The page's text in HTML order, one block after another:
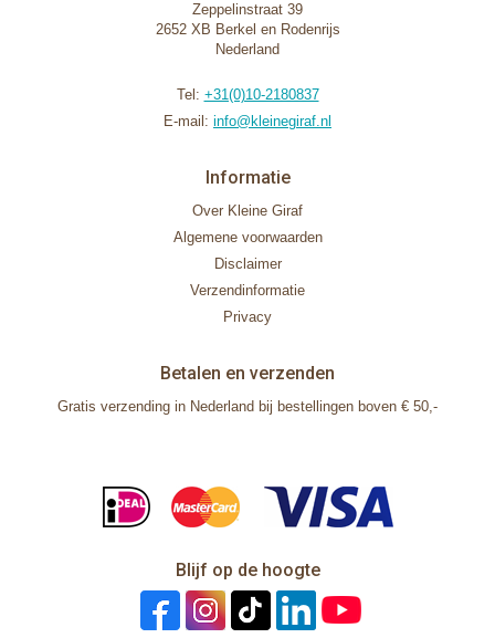
Zeppelinstraat 39
2652 XB Berkel en Rodenrijs
Nederland
Tel: +31(0)10-2180837
E-mail: info@kleinegiraf.nl
Informatie
Over Kleine Giraf
Algemene voorwaarden
Disclaimer
Verzendinformatie
Privacy
Betalen en verzenden
Gratis verzending in Nederland bij bestellingen boven € 50,-
Blijf op de hoogte